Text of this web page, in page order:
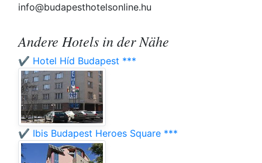
info@budapesthotelsonline.hu
Andere Hotels in der Nähe
✔️ Hotel Híd Budapest ***
✔️ Ibis Budapest Heroes Square ***